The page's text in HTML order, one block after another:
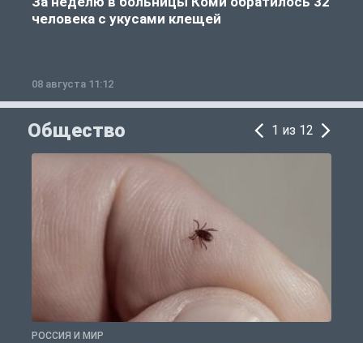
человека с укусами клещей
08 августа 11:12
Общество 1 из 12
РОССИЯ И МИР